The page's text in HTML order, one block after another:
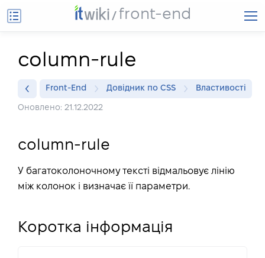
front-end
column-rule
Front-End Довідник по CSS Властивості
Оновлено: 21.12.2022
column-rule
У багатоколоночному тексті відмальовує лінію
між колонок і визначає її параметри.
Коротка інформація